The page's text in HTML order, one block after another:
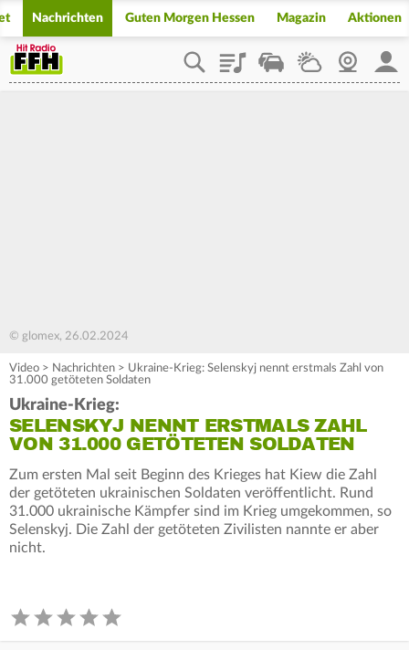
Nachrichten Guten Morgen Hessen Magazin Aktionen
PlaylistStaupilotWetterWebcam
© glomex, 26.02.2024
Video > Nachrichten > Ukraine-Krieg: Selenskyj nennt erstmals Zahl von
31.000 getöteten Soldaten
Ukraine-Krieg:
SELENSKYJ NENNT ERSTMALS ZAHL
VON 31.000 GETÖTETEN SOLDATEN
Zum ersten Mal seit Beginn des Krieges hat Kiew die Zahl
der getöteten ukrainischen Soldaten veröffentlicht. Rund
31.000 ukrainische Kämpfer sind im Krieg umgekommen, so
Selenskyj. Die Zahl der getöteten Zivilisten nannte er aber
nicht.